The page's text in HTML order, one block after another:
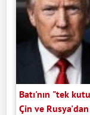
Batı'nın "tek
Çin ve